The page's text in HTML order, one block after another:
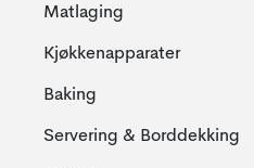
Matlaging
Kjøkkenapparater
Baking
Servering & Borddekking